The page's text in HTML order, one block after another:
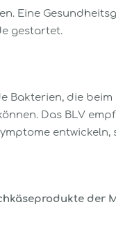
Eine
gestartet.
Bakterien, die
Das BLV
der